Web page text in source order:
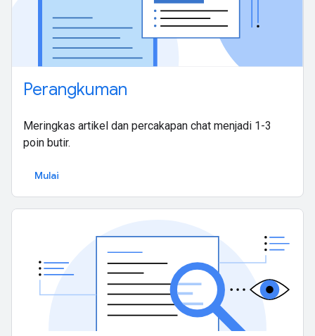
Perangkuman
Meringkas artikel dan percakapan chat menjadi 1-3
poin butir.
Mulai